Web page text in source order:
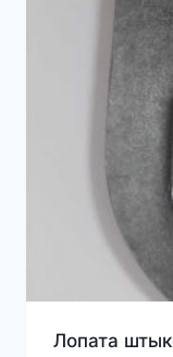
Лопата